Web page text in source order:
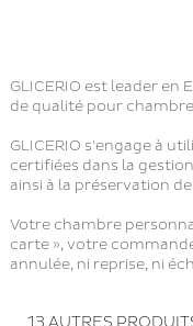
GLICERIO est leader
de qualité pour
GLICERIO s'engage à
certifiées dans la
ainsi à la préservation
Votre chambre
carte », votre
annulée, ni reprise, ni